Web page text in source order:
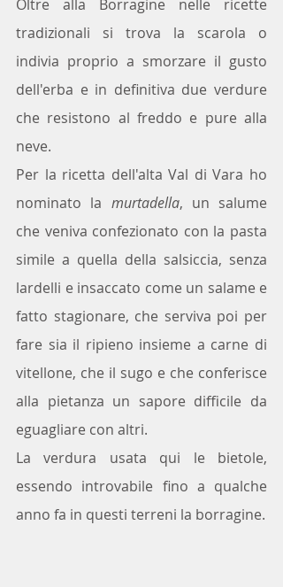
Oltre alla Borragine nelle ricette
tradizionali si trova la scarola o
indivia proprio a smorzare il gusto
dell'erba e in definitiva due verdure
che resistono al freddo e pure alla
neve.
Per la ricetta dell'alta Val di Vara ho
nominato la murtadella, un salume
che veniva confezionato con la pasta
simile a quella della salsiccia, senza
lardelli e insaccato come un salame e
fatto stagionare, che serviva poi per
fare sia il ripieno insieme a carne di
vitellone, che il sugo e che conferisce
alla pietanza un sapore difficile da
eguagliare con altri.
La verdura usata qui le bietole,
essendo introvabile fino a qualche
anno fa in questi terreni la borragine.